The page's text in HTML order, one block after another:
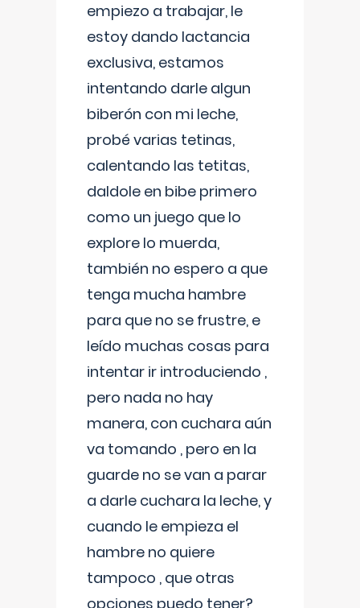
empiezo a trabajar, le
estoy dando lactancia
exclusiva, estamos
intentando darle algun
biberón con mi leche,
probé varias tetinas,
calentando las tetitas,
daldole en bibe primero
como un juego que lo
explore lo muerda,
también no espero a que
tenga mucha hambre
para que no se frustre, e
leído muchas cosas para
intentar ir introduciendo ,
pero nada no hay
manera, con cuchara aún
va tomando , pero en la
guarde no se van a parar
a darle cuchara la leche, y
cuando le empieza el
hambre no quiere
tampoco , que otras
opciones puedo tener?